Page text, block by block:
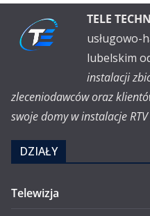
TELE
usługowo-
lubelskim
instalacji
zleceniodawców oraz
swoje domy w instalacje
DZIAŁY
Telewizja